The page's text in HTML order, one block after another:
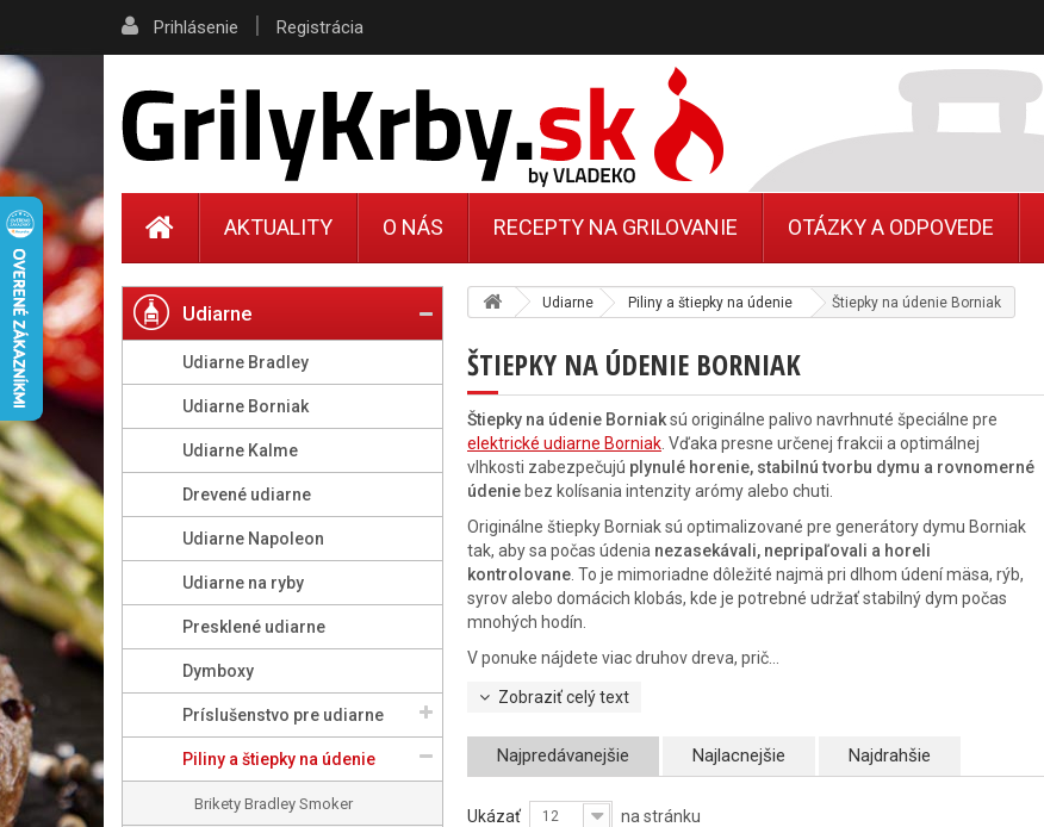
Udiarne Piliny a štiepky na údenie Štiepky na údenie Borniak
ŠTIEPKY NA ÚDENIE BORNIAK
Štiepky na údenie Borniaksú originálne palivo navrhnuté špeciálne pre
elektrické udiarne Borniak . Vďaka presne určenej frakcii a optimálnej
vlhkosti zabezpečujú plynulé horenie, stabilnú tvorbu dymu a rovnomerné
údenie bez kolísania intenzity arómy alebo chuti.
Originálne štiepky Borniak sú optimalizované pre generátory dymu Borniak
tak, aby sa počas údenia nezasekávali, nepripaľovali a horeli
kontrolovane . To je mimoriadne dôležité najmä pri dlhom údení mäsa, rýb,
syrov alebo domácich klobás, kde je potrebné udržať stabilný dym počas
mnohých hodín.
V ponuke nájdete viac druhov dreva, prič...
Zobraziť celý text
Najpredávanejšie Najlacnejšie Najdrahšie
Ukázať 12 na stránku
Udiarne
Udiarne Bradley
Udiarne Borniak
Udiarne Kalme
Drevené udiarne
Udiarne Napoleon
Udiarne na ryby
Presklené udiarne
Dymboxy
Príslušenstvo pre udiarne
Piliny a štiepky na údenie
Brikety Bradley Smoker
Prihlásenie | Registrácia
AKTUALITY O NÁS RECEPTY NA GRILOVANIE OTÁZKY A ODPOVEDE